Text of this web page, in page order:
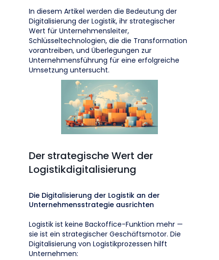
In diesem Artikel werden die Bedeutung der
Digitalisierung der Logistik, ihr strategischer
Wert für Unternehmensleiter,
Schlüsseltechnologien, die die Transformation
vorantreiben, und Überlegungen zur
Unternehmensführung für eine erfolgreiche
Umsetzung untersucht.
Der strategische Wert der
Logistikdigitalisierung
Die Digitalisierung der Logistik an der
Unternehmensstrategie ausrichten
Logistik ist keine Backoffice-Funktion mehr —
sie ist ein strategischer Geschäftsmotor. Die
Digitalisierung von Logistikprozessen hilft
Unternehmen: